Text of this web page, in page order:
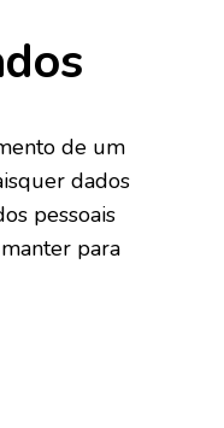
de um
dados
pessoais
para